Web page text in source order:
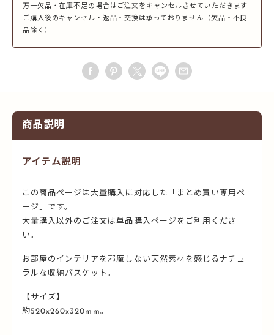
万一欠品・在庫不足の場合はご注文をキャンセルさせていただきます
ご購入後のキャンセル・返品・交換は承っておりません（欠品・不良
品除く）
商品説明
アイテム説明
この商品ページは大量購入に対応した「まとめ買い専用ペ
ージ」です。
大量購入以外のご注文は単品購入ページをご利用くださ
い。
お部屋のインテリアを邪魔しない天然素材を感じるナチュ
ラルな収納バスケット。
【サイズ】
約520x260x320mm。